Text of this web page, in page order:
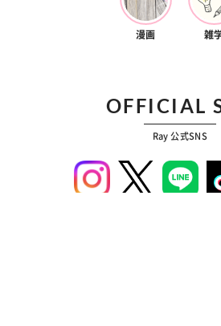
漫画 雑
OFFICIAL
Ray 公式SNS